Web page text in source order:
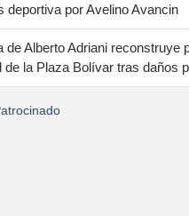
deportiva por Avelino Avancin
de Alberto Adriani reconstruye
de la Plaza Bolívar tras daños